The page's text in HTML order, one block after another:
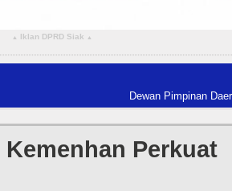
▴ Iklan DPRD Siak ▴
Dewan Pimpinan Daerah The
Kemenhan Perkuat